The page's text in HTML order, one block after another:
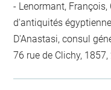
Lenormant,
d'antiquités
D'Anastasi, consul
76 rue de Clichy,